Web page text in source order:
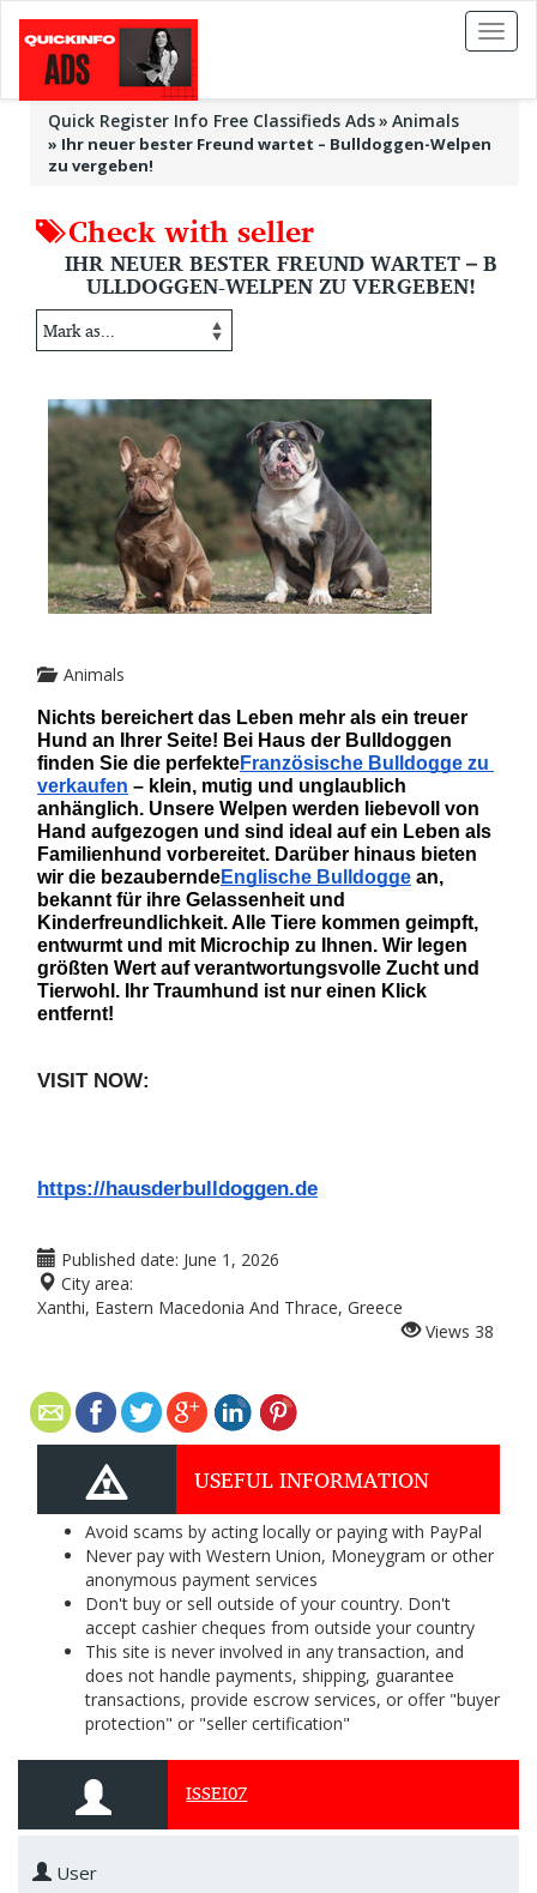
Toggle
Quick Register Info Free Classifieds Ads Animals
» Ihr neuer bester Freund wartet – Bulldoggen-Welpen
zu vergeben!
Check with seller
IHR NEUER BESTER FREUND WARTET – B
ULLDOGGEN-WELPEN ZU VERGEBEN!
Animals
Nichts bereichert das Leben mehr als ein treuer
Hund an Ihrer Seite! Bei Haus der Bulldoggen
finden Sie die perfekteFranzösische Bulldogge zu
verkaufen – klein, mutig und unglaublich
anhänglich. Unsere Welpen werden liebevoll von
Hand aufgezogen und sind ideal auf ein Leben als
Familienhund vorbereitet. Darüber hinaus bieten
wir die bezauberndeEnglische Bulldogge an,
bekannt für ihre Gelassenheit und
Kinderfreundlichkeit. Alle Tiere kommen geimpft,
entwurmt und mit Microchip zu Ihnen. Wir legen
größten Wert auf verantwortungsvolle Zucht und
Tierwohl. Ihr Traumhund ist nur einen Klick
entfernt!
VISIT NOW:
https://hausderbulldoggen.de
Published date: June 1, 2026
City area:
Xanthi, Eastern Macedonia And Thrace, Greece
Views 38
USEFUL INFORMATION
Avoid scams by acting locally or paying with PayPal
Never pay with Western Union, Moneygram or other
anonymous payment services
Don't buy or sell outside of your country. Don't
accept cashier cheques from outside your country
This site is never involved in any transaction, and
does not handle payments, shipping, guarantee
transactions, provide escrow services, or offer "buyer
protection" or "seller certification"
ISSEI07
User